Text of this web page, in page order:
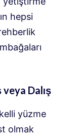
hepsi
Dalış
yüzme
olmak